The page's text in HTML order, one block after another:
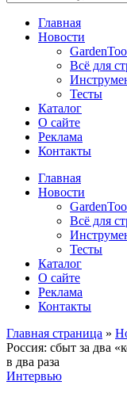
Главная
Новости
Всё для
Тесты
Каталог
О сайте
Реклама
Контакты
Главная
Новости
Всё для
Тесты
Каталог
О сайте
Реклама
Контакты
Главная страница »
Россия: сбыт за два
в два раза
Интервью